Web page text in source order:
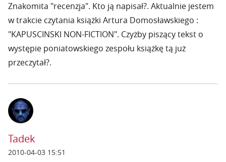
Znakomita "recenzja". Kto ją napisał?. Aktualnie jestem
w trakcie czytania książki Artura Domosławskiego :
"KAPUSCINSKI NON-FICTION". Czyżby piszący tekst o
występie poniatowskiego zespołu książkę tą już
przeczytał?.
Tadek
2010-04-03 15:51